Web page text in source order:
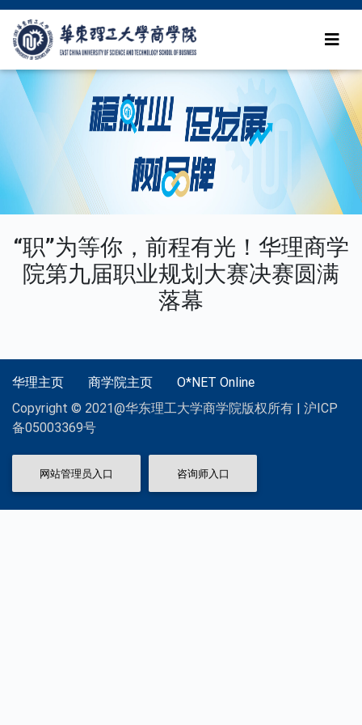
“职”为等你，前程有光！华理商学
院第九届职业规划大赛决赛圆满
落幕
华理主页 商学院主页
O*NET Online
Copyright © 2021@华东理工大学商学院版权所有 | 沪ICP
备05003369号
网站管理员入口 咨询师入口